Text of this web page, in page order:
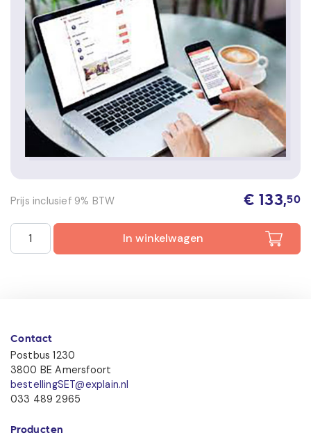
Prijs inclusief 9% BTW € 133,50
Beveiliger 2: Smart-e-learning WRW en BKB (licentie 2
In winkelwagen
Contact
Postbus 1230
3800 BE Amersfoort
bestellingSET@explain.nl
033 489 2965
Producten